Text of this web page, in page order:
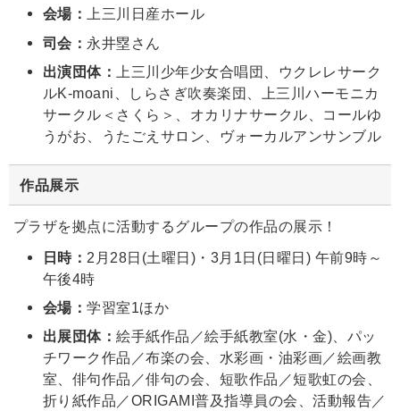
会場：
上三川日産ホール
司会： 永井塁さん
出演団体：
上三川少年少女合唱団、ウクレレサーク
ルK-moani、しらさぎ吹奏楽団、上三川ハーモニカ
サークル＜さくら＞、オカリナサークル、コールゆ
うがお、うたごえサロン、ヴォーカルアンサンブル
作品展示
プラザを拠点に活動するグループの作品の展示！
日時： 2月28日(土曜日)・3月1日(日曜日) 午前9時～
午後4時
会場：学習室1ほか
出展団体：絵手紙作品／絵手紙教室(水・金)、パッ
チワーク作品／布楽の会、水彩画・油彩画／絵画教
室、俳句作品／俳句の会、短歌作品／短歌虹の会、
折り紙作品／ORIGAMI普及指導員の会、活動報告／